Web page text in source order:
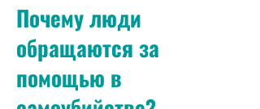
Почему люди
обращаются за
помощью в